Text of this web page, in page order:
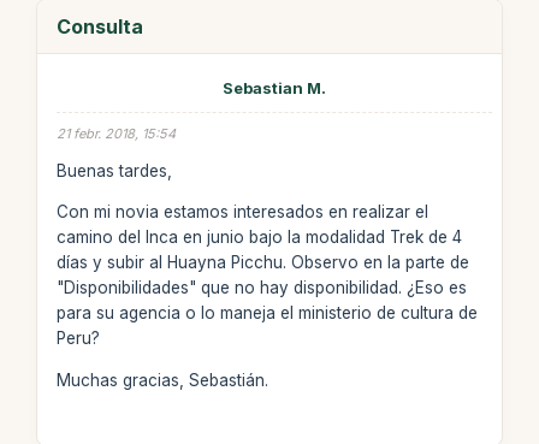
Consulta
Sebastian M.
21 febr. 2018, 15:54
Buenas tardes,
Con mi novia estamos interesados en realizar el
camino del Inca en junio bajo la modalidad Trek de 4
días y subir al Huayna Picchu. Observo en la parte de
"Disponibilidades" que no hay disponibilidad. ¿Eso es
para su agencia o lo maneja el ministerio de cultura de
Peru?
Muchas gracias, Sebastián.